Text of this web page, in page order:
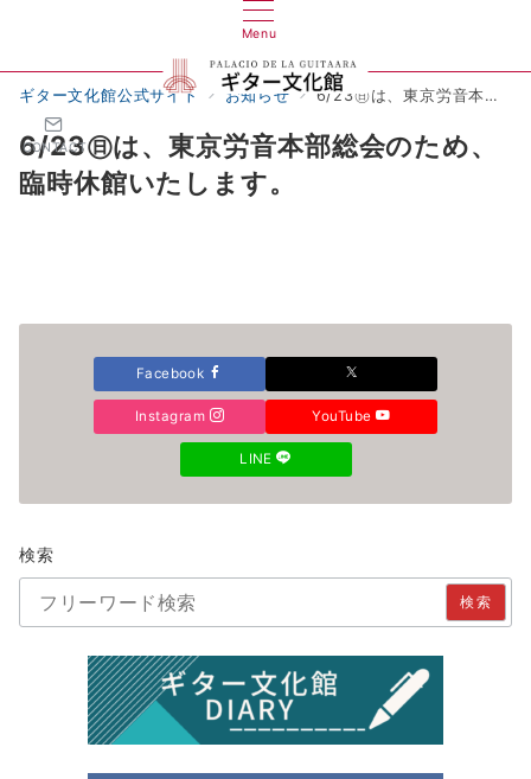
Menu
CONTACT
ギター文化館公式サイト お知らせ 6/23㊐は、東京労音本部総会のため、臨時休館いたします。
6/23㊐は、東京労音本部総会のため、
臨時休館いたします。
Facebook
Instagram YouTube
LINE
検索
検索